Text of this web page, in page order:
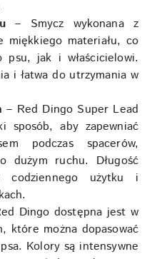
– Smycz wykonana z
miękkiego materiału, co
psu, jak i właścicielowi.
i łatwa do utrzymania w
– Red Dingo Super Lead
sposób, aby zapewniać
podczas spacerów,
dużym ruchu. Długość
użytku i
Dingo dostępna jest w
które można dopasować
Kolory są intensywne